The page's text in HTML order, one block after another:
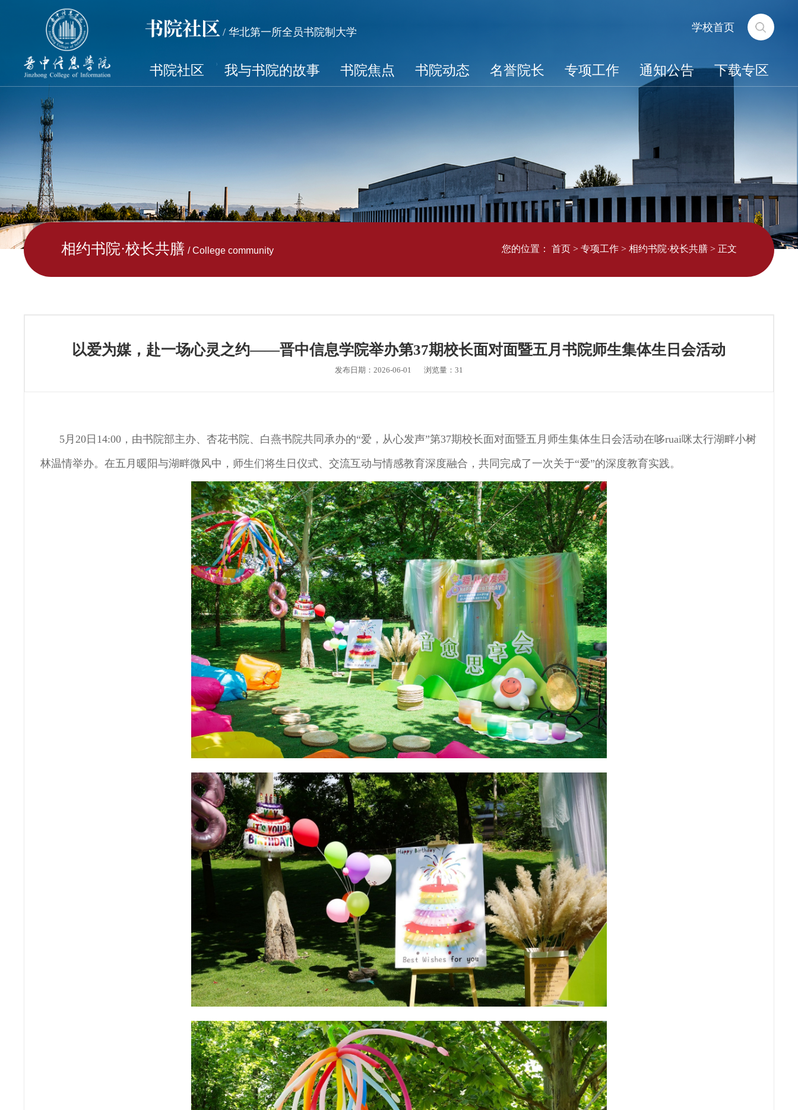
书院社区 / 华北第一所全员书院制大学 学校首页
书院社区 我与书院的故事 书院焦点 书院动态 名誉院长 专项工作 通知公告 下载专区
相约书院·校长共膳 / College community 您的位置： 首页 > 专项工作 > 相约书院·校长共膳 > 正文
以爱为媒，赴一场心灵之约——晋中信息学院举办第37期校长面对面暨五月书院师生集体生日会活动
发布日期：2026-06-01 浏览量： 31
5月20日 14:00 ，由书院部主办、杏花书院、 白燕书院共同承办的“爱，从心发声”第37期校长面对面暨五月师生集体生日会活动在哆ruai咪太行湖畔小树
林温情举办。在五月暖阳与湖畔微风中，师生们将生日仪式、交流互动与情感教育深度融合，共同完成了一次关于“爱”的深度教育实践。